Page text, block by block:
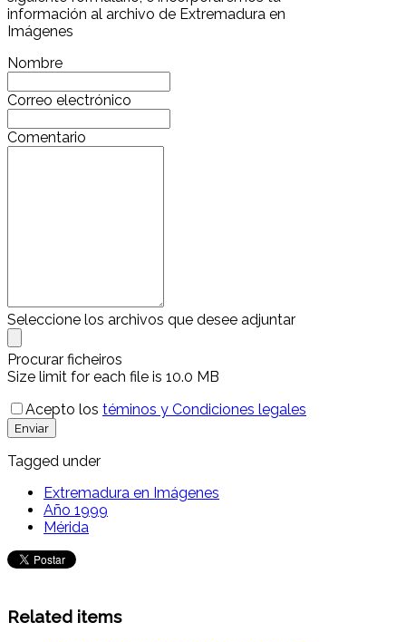
información al archivo de Extremadura en
Imágenes
Nombre
Correo electrónico
Comentario
Seleccione los archivos que desee adjuntar
Procurar ficheiros
Size limit for each file is 10.0 MB
Acepto los téminos y Condiciones legales
Enviar
Tagged under
Extremadura en Imágenes
Año 1999
Mérida
Related items